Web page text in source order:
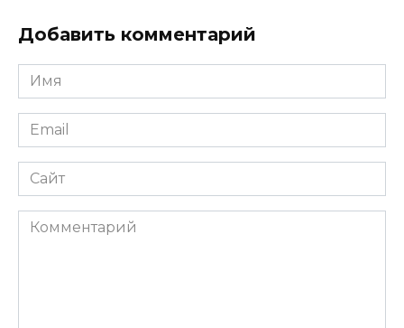
Добавить комментарий
Имя
*
Email
*
Сайт
Комментарий